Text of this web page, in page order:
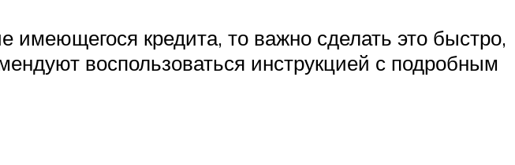
кредита, то важно сделать это быстро,
воспользоваться инструкцией с подробным